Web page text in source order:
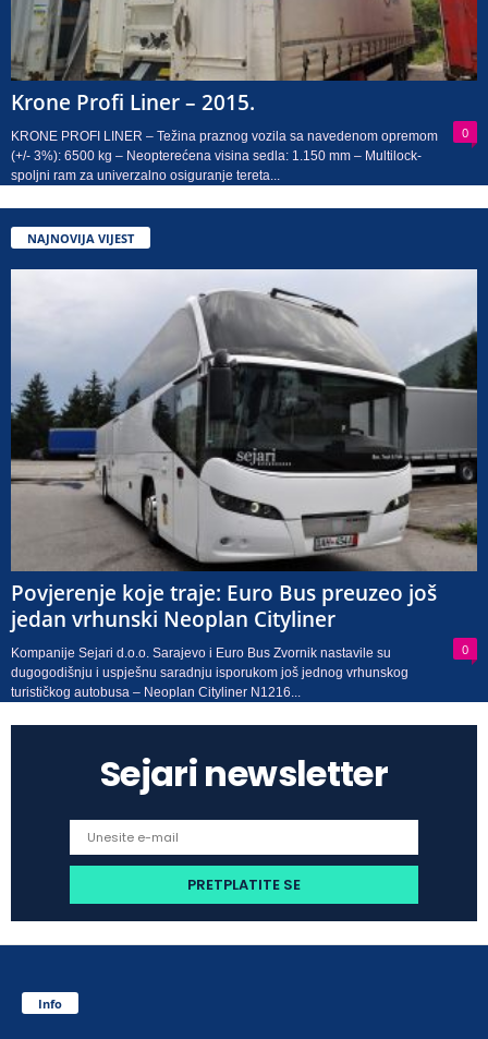
Krone Profi Liner – 2015.
0
KRONE PROFI LINER – Težina praznog vozila sa navedenom opremom
(+/- 3%): 6500 kg – Neopterećena visina sedla: 1.150 mm – Multilock-
spoljni ram za univerzalno osiguranje tereta...
NAJNOVIJA VIJEST
Povjerenje koje traje: Euro Bus preuzeo još
jedan vrhunski Neoplan Cityliner
0
Kompanije Sejari d.o.o. Sarajevo i Euro Bus Zvornik nastavile su
dugogodišnju i uspješnu saradnju isporukom još jednog vrhunskog
turističkog autobusa – Neoplan Cityliner N1216...
Sejari newsletter
Info